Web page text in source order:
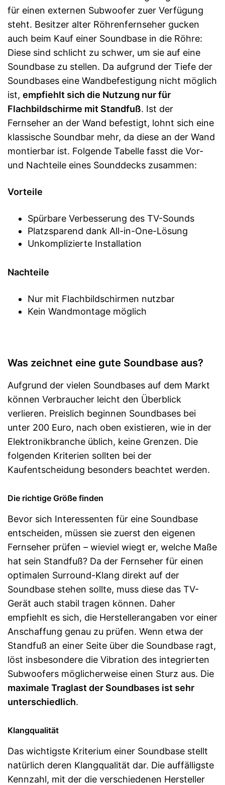
für einen externen Subwoofer zuer Verfügung
steht. Besitzer alter Röhrenfernseher gucken
auch beim Kauf einer Soundbase in die Röhre:
Diese sind schlicht zu schwer, um sie auf eine
Soundbase zu stellen. Da aufgrund der Tiefe der
Soundbases eine Wandbefestigung nicht möglich
ist, empfiehlt sich die Nutzung nur für
Flachbildschirme mit Standfuß. Ist der
Fernseher an der Wand befestigt, lohnt sich eine
klassische Soundbar mehr, da diese an der Wand
montierbar ist. Folgende Tabelle fasst die Vor-
und Nachteile eines Sounddecks zusammen:
Vorteile
Spürbare Verbesserung des TV-Sounds
Platzsparend dank All-in-One-Lösung
Unkomplizierte Installation
Nachteile
Nur mit Flachbildschirmen nutzbar
Kein Wandmontage möglich
Was zeichnet eine gute Soundbase aus?
Aufgrund der vielen Soundbases auf dem Markt
können Verbraucher leicht den Überblick
verlieren. Preislich beginnen Soundbases bei
unter 200 Euro, nach oben existieren, wie in der
Elektronikbranche üblich, keine Grenzen. Die
folgenden Kriterien sollten bei der
Kaufentscheidung besonders beachtet werden.
Die richtige Größe finden
Bevor sich Interessenten für eine Soundbase
entscheiden, müssen sie zuerst den eigenen
Fernseher prüfen – wieviel wiegt er, welche Maße
hat sein Standfuß? Da der Fernseher für einen
optimalen Surround-Klang direkt auf der
Soundbase stehen sollte, muss diese das TV-
Gerät auch stabil tragen können. Daher
empfiehlt es sich, die Herstellerangaben vor einer
Anschaffung genau zu prüfen. Wenn etwa der
Standfuß an einer Seite über die Soundbase ragt,
löst insbesondere die Vibration des integrierten
Subwoofers möglicherweise einen Sturz aus. Die
maximale Traglast der Soundbases ist sehr
unterschiedlich.
Klangqualität
Das wichtigste Kriterium einer Soundbase stellt
natürlich deren Klangqualität dar. Die auffälligste
Kennzahl, mit der die verschiedenen Hersteller